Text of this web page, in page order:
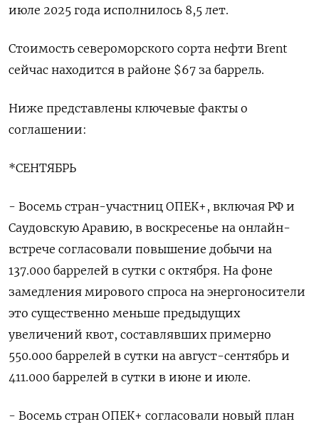
июле 2025 года исполнилось 8,5 лет.
Стоимость североморского сорта нефти Brent
сейчас находится в районе $67 за баррель.
Ниже представлены ключевые факты о
соглашении:
*СЕНТЯБРЬ
- Восемь стран-участниц ОПЕК+, включая РФ и
Саудовскую Аравию, в воскресенье на онлайн-
встрече согласовали повышение добычи на
137.000 баррелей в сутки с октября. На фоне
замедления мирового спроса на энергоносители
это существенно меньше предыдущих
увеличений квот, составлявших примерно
550.000 баррелей в сутки на август-сентябрь и
411.000 баррелей в сутки в июне и июле.
- Восемь стран ОПЕК+ согласовали новый план